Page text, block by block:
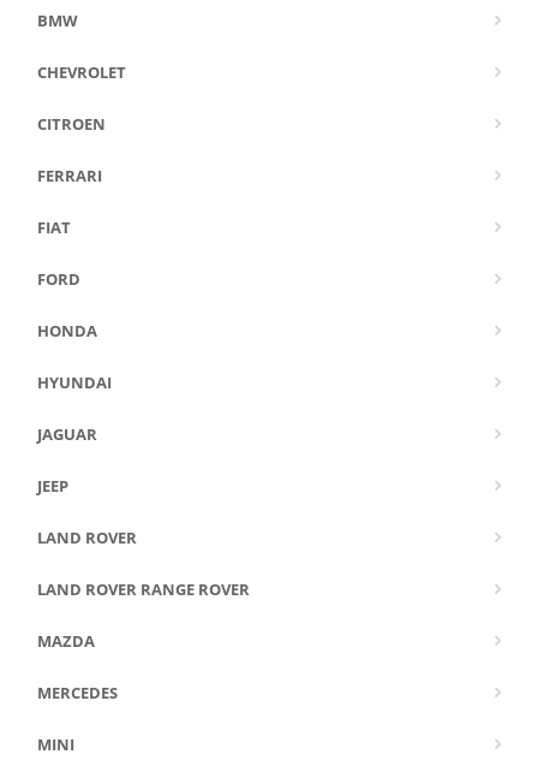
BMW
CHEVROLET
CITROEN
FERRARI
FIAT
FORD
HONDA
HYUNDAI
JAGUAR
JEEP
LAND ROVER
LAND ROVER RANGE ROVER
MAZDA
MERCEDES
MINI